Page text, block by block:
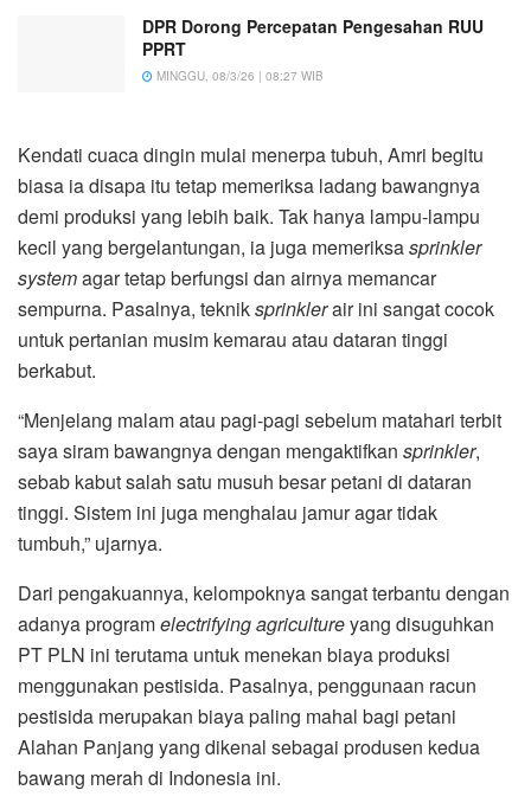
DPR Dorong Percepatan Pengesahan RUU
PPRT
MINGGU, 08/3/26 | 08:27 WIB
Kendati cuaca dingin mulai menerpa tubuh, Amri begitu
biasa ia disapa itu tetap memeriksa ladang bawangnya
demi produksi yang lebih baik. Tak hanya lampu-lampu
kecil yang bergelantungan, ia juga memeriksasprinkler
systemagar tetap berfungsi dan airnya memancar
sempurna. Pasalnya, tekniksprinklerair ini sangat cocok
untuk pertanian musim kemarau atau dataran tinggi
berkabut.
“Menjelang malam atau pagi-pagi sebelum matahari terbit
saya siram bawangnya dengan mengaktifkan sprinkler,
sebab kabut salah satu musuh besar petani di dataran
tinggi. Sistem ini juga menghalau jamur agar tidak
tumbuh,” ujarnya.
Dari pengakuannya, kelompoknya sangat terbantu dengan
adanya programelectrifying agricultureyang disuguhkan
PT PLN ini terutama untuk menekan biaya produksi
menggunakan pestisida. Pasalnya, penggunaan racun
pestisida merupakan biaya paling mahal bagi petani
Alahan Panjang yang dikenal sebagai produsen kedua
bawang merah di Indonesia ini.